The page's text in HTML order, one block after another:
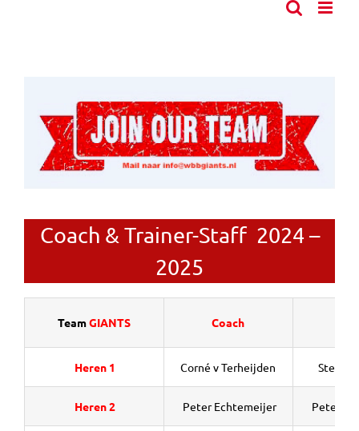
Coach & Trainer-Staff 2024 –
2025
TeamGIANTS Coach
Heren 1 Corné v Terheijden Steven
Heren 2 Peter Echtemeijer Peter